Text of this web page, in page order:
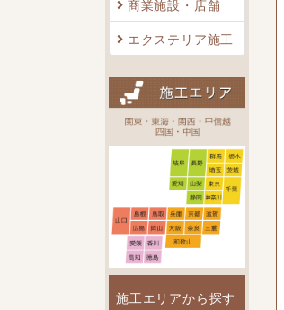
エクステリア施工
施工エリアから探す